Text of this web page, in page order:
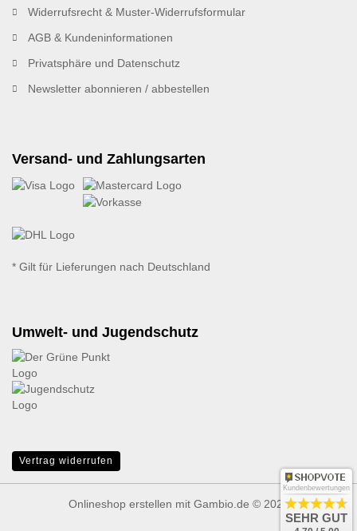
Widerrufsrecht & Muster-Widerrufsformular
AGB & Kundeninformationen
Privatsphäre und Datenschutz
Newsletter abonnieren / abbestellen
Versand- und Zahlungsarten
* Gilt für Lieferungen nach Deutschland
Umwelt- und Jugendschutz
Vertrag widerrufen
Onlineshop erstellen mit Gambio.de © 2026
Kundenbewertungen
SEHR GUT